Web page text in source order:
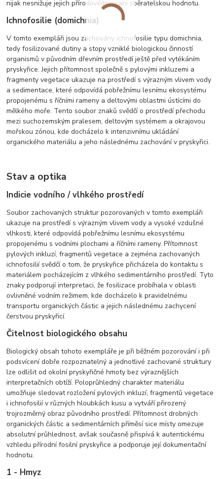
nijak nesnižuje jejich přírodovědnou ani sběratelskou hodnotu.
Ichnofosilie (domichnia)
V tomto exempláři jsou zachovány ichnofosilie typu domichnia,
tedy fosilizované dutiny a stopy vzniklé biologickou činností
organismů v původním dřevním prostředí ještě před vytékáním
pryskyřice. Jejich přítomnost společně s pylovými inkluzemi a
fragmenty vegetace ukazuje na prostředí s výrazným vlivem vody
a sedimentace, které odpovídá pobřežnímu lesnímu ekosystému
propojenému s říčními rameny a deltovými oblastmi ústícími do
mělkého moře. Tento soubor znaků svědčí o prostředí přechodu
mezi suchozemským pralesem, deltovým systémem a okrajovou
mořskou zónou, kde docházelo k intenzivnímu ukládání
organického materiálu a jeho následnému zachování v pryskyřici.
Stav a optika
Indicie vodního / vlhkého prostředí
Soubor zachovaných struktur pozorovaných v tomto exempláři
ukazuje na prostředí s výrazným vlivem vody a vysoké vzdušné
vlhkosti, které odpovídá pobřežnímu lesnímu ekosystému
propojenému s vodními plochami a říčními rameny. Přítomnost
pylových inkluzí, fragmentů vegetace a zejména zachovaných
ichnofosilií svědčí o tom, že pryskyřice přicházela do kontaktu s
materiálem pocházejícím z vlhkého sedimentárního prostředí. Tyto
znaky podporují interpretaci, že fosilizace probíhala v oblasti
ovlivněné vodním režimem, kde docházelo k pravidelnému
transportu organických částic a jejich následnému zachycení
čerstvou pryskyřicí.
Čitelnost biologického obsahu
Biologický obsah tohoto exempláře je při běžném pozorování i při
podsvícení dobře rozpoznatelný a jednotlivé zachované struktury
lze odlišit od okolní pryskyřičné hmoty bez výraznějších
interpretačních obtíží. Poloprůhledný charakter materiálu
umožňuje sledovat rozložení pylových inkluzí, fragmentů vegetace
i ichnofosilií v různých hloubkách kusu a vytváří přirozený
trojrozměrný obraz původního prostředí. Přítomnost drobných
organických částic a sedimentárních příměsí sice místy omezuje
absolutní průhlednost, avšak současně přispívá k autentickému
vzhledu přírodní fosilní pryskyřice a podporuje její dokumentační
hodnotu.
1 - Hmyz